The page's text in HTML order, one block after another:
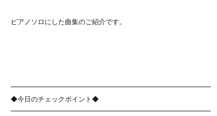
ピアノソロにした曲集のご紹介です。
◆今日のチェックポイント◆